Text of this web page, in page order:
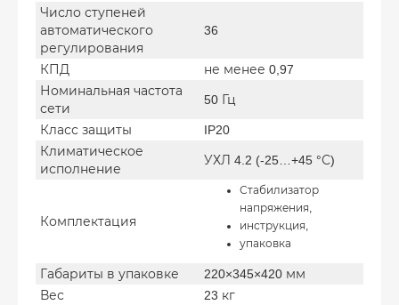
Число ступеней
автоматического
регулирования
36
КПД
не менее 0,97
Номинальная частота
сети
50 Гц
Класс защиты
IP20
Климатическое
исполнение
УХЛ 4.2 (-25…+45 °С)
Комплектация
Стабилизатор
напряжения,
инструкция,
упаковка
Габариты в упаковке
220×345×420 мм
Вес
23 кг